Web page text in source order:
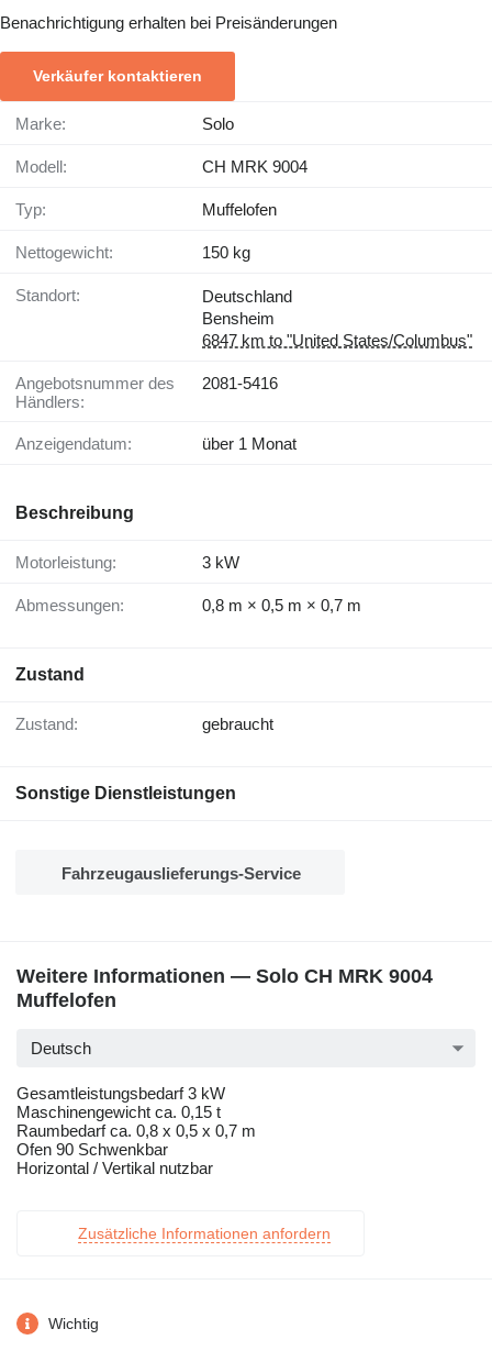
Benachrichtigung erhalten bei Preisänderungen
Verkäufer kontaktieren
Marke: Solo
Modell: CH MRK 9004
Typ: Muffelofen
Nettogewicht: 150 kg
Standort:
Deutschland
Bensheim
6847 km to "United States/Columbus"
Angebotsnummer des
Händlers:
2081-5416
Anzeigendatum: über 1 Monat
Beschreibung
Motorleistung: 3 kW
Abmessungen: 0,8 m × 0,5 m × 0,7 m
Zustand
Zustand: gebraucht
Sonstige Dienstleistungen
Fahrzeugauslieferungs-Service
Weitere Informationen — Solo CH MRK 9004
Muffelofen
Deutsch
Gesamtleistungsbedarf 3 kW
Maschinengewicht ca. 0,15 t
Raumbedarf ca. 0,8 x 0,5 x 0,7 m
Ofen 90 Schwenkbar
Horizontal / Vertikal nutzbar
Zusätzliche Informationen anfordern
Wichtig